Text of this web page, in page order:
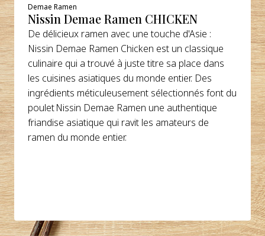
Demae Ramen
Nissin Demae Ramen CHICKEN
De délicieux ramen avec une touche d'Asie :
Nissin Demae Ramen Chicken est un classique
culinaire qui a trouvé à juste titre sa place dans
les cuisines asiatiques du monde entier. Des
ingrédients méticuleusement sélectionnés font du
poulet Nissin Demae Ramen une authentique
friandise asiatique qui ravit les amateurs de
ramen du monde entier.